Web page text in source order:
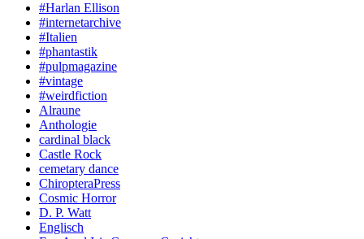
#Harlan Ellison
#internetarchive
#Italien
#phantastik
#pulpmagazine
#vintage
#weirdfiction
Alraune
Anthologie
cardinal black
Castle Rock
cemetary dance
ChiropteraPress
Cosmic Horror
D. P. Watt
Englisch